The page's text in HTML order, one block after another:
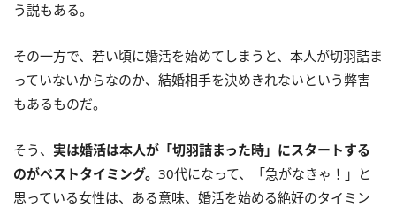
う説もある。
その一方で、若い頃に婚活を始めてしまうと、本人が切羽詰ま
っていないからなのか、結婚相手を決めきれないという弊害
もあるものだ。
そう、 実は婚活は本人が「切羽詰まった時」にスタートする
のがベストタイミング。 30代になって、「急がなきゃ！」と
思っている女性は、ある意味、婚活を始める絶好のタイミン